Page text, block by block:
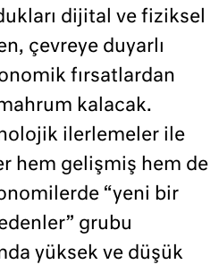
dijital ve fiziksel
çevreye duyarlı
fırsatlardan
kalacak.
ilerlemeler ile
hem gelişmiş hem de
“yeni bir
grubu
yüksek ve düşük